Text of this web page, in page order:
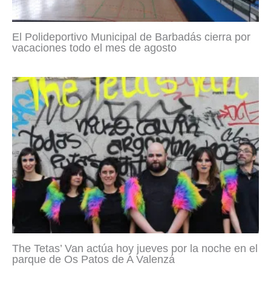
El Polideportivo Municipal de Barbadás cierra por
vacaciones todo el mes de agosto
The Tetas’ Van actúa hoy jueves por la noche en el
parque de Os Patos de A Valenzá